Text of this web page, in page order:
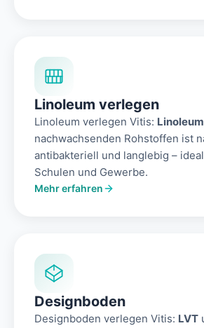
Linoleum verlegen
Linoleum verlegen Vitis: Linoleum
nachwachsenden Rohstoffen ist
antibakteriell und langlebig –
Schulen und Gewerbe.
Mehr erfahren
Designboden
Designboden verlegen Vitis: LVT